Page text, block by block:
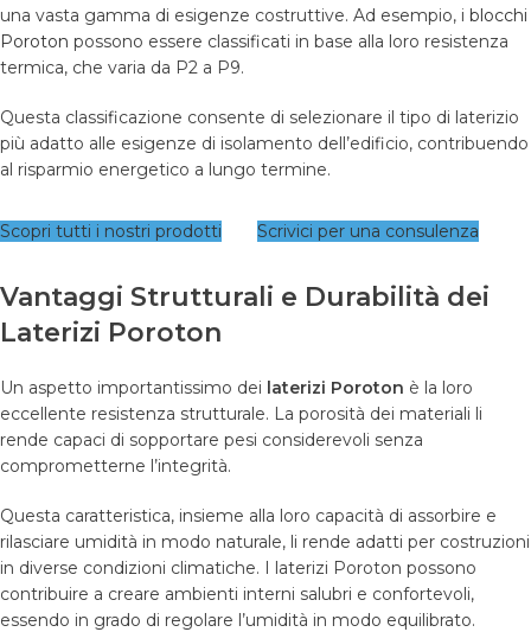
una vasta gamma di esigenze costruttive. Ad esempio, i blocchi
Poroton possono essere classificati in base alla loro resistenza
termica, che varia da P2 a P9.
Questa classificazione consente di selezionare il tipo di laterizio
più adatto alle esigenze di isolamento dell’edificio, contribuendo
al risparmio energetico a lungo termine.
Scopri tutti i nostri prodotti Scrivici per una consulenza
Vantaggi Strutturali e Durabilità dei
Laterizi Poroton
Un aspetto importantissimo dei laterizi Poroton è la loro
eccellente resistenza strutturale. La porosità dei materiali li
rende capaci di sopportare pesi considerevoli senza
comprometterne l’integrità.
Questa caratteristica, insieme alla loro capacità di assorbire e
rilasciare umidità in modo naturale, li rende adatti per costruzioni
in diverse condizioni climatiche. I laterizi Poroton possono
contribuire a creare ambienti interni salubri e confortevoli,
essendo in grado di regolare l’umidità in modo equilibrato.